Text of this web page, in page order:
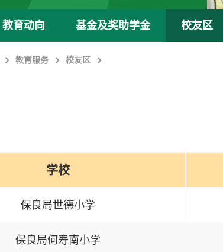
教育动向 基金及奖助学金 校友区
教育服务 校友区
学校
保良局世德小学
保良局何寿南小学